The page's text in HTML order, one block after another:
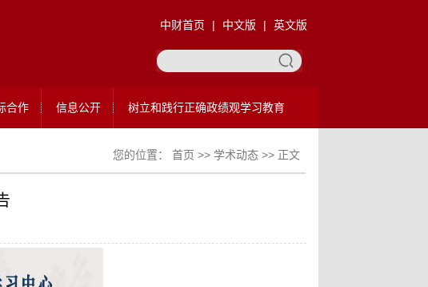
中财首页 | 中文版 | 英文版
合作 信息公开 树立和践行正确政绩观学习教育
您的位置： 首页 >> 学术动态 >> 正文